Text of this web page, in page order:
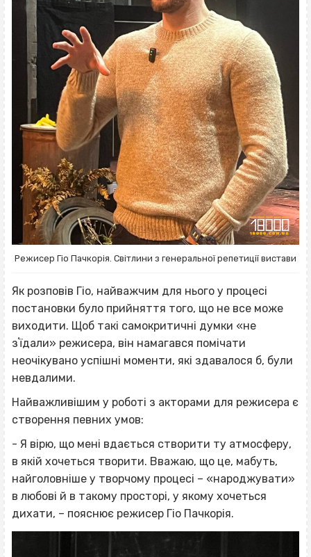
Режисер Гіо Пачкорія. Світлини з генеральної репетиції вистави
Як розповів Гіо, найважчим для нього у процесі
постановки було прийняття того, що не все може
виходити. Щоб такі самокритичні думки «не
зʼїдали» режисера, він намагався помічати
неочікувано успішні моменти, які здавалося б, були
невдалими.
Найважливішим у роботі з акторами для режисера є
створення певних умов:
- Я вірю, що мені вдається створити ту атмосферу,
в якій хочеться творити. Вважаю, що це, мабуть,
найголовніше у творчому процесі – «народжувати»
в любові й в такому просторі, у якому хочеться
дихати, – пояснює режисер Гіо Пачкорія.